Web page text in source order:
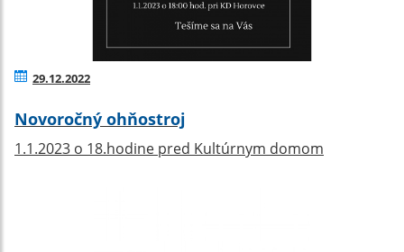
29.12.2022
Novoročný ohňostroj
1.1.2023 o 18.hodine pred Kultúrnym domom